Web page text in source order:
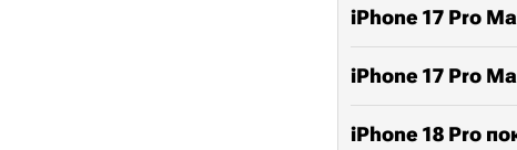
iPhone 17 Pro
iPhone 17 Pro
iPhone 18 Pro